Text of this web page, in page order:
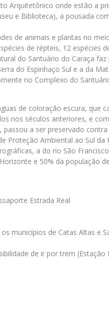
Arquitetônico onde estão a
e Biblioteca), a pousada
de animais e plantas no
de répteis, 12 espécies
do Santuário do Caraça faz
do Espinhaço Sul e a da
no Complexo do
de coloração escura, que
nos séculos anteriores, e
a ser preservado
Proteção Ambiental ao Sul da
a do rio São
e 50% da população
Estrada Real
municípios de Catas Altas e
de ir por trem (Estação